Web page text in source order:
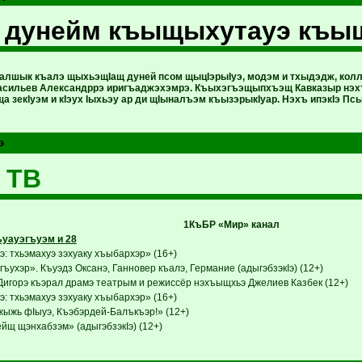
дунейм къыщыхутауэ
къалэ щыхьэщIащ дуней псом щыцIэрыIуэ, модэм и тхыдэдж,
Александррэ иригъаджэхэмрэ. Къыхэгъэщыпхъэщ Кавказыр
зекIуэм и кIэух Iыхьэу ар ди щIыналъэм къызэрыкIуар. Нэхъ ипэкIэ
ТВ
1КъБР «Мир» канал
и 28
тхьэмахуэ зэхуаку хъыбархэр» (16+)
Къуэдз Оксанэ, Ганновер къалэ, Германие (адыгэбзэкIэ) (12+)
къэрал драмэ театрым и режиссёр нэхъыщхьэ Джелиев Казбек (12+)
тхьэмахуэ зэхуаку хъыбархэр» (16+)
фIыуэ, Къэбэрдей-Балъкъэр!» (12+)
щэнхабзэм» (адыгэбзэкIэ) (12+)